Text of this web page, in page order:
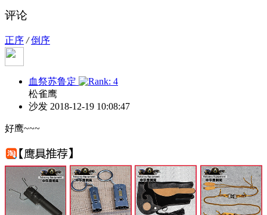
评论
正序 / 倒序
血祭苏鲁定
松雀鹰
沙发 2018-12-19 10:08:47
好鹰~~~